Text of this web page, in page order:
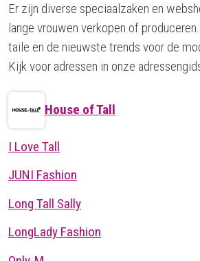
Er zijn diverse speciaalzaken en
lange vrouwen verkopen of
taile en de nieuwste trends voor de
Kijk voor adressen in onze
House of Tall
I Love Tall
JUNI Fashion
Long Tall Sally
LongLady Fashion